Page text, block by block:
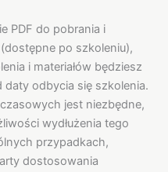
PDF do pobrania i
po szkoleniu),
i materiałów będziesz
daty odbycia się szkolenia.
jest niezbędne,
wydłużenia tego
przypadkach,
dostosowania